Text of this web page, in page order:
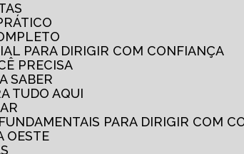
PARA DIRIGIR COM CONFIANÇA
PRECISA
SABER
TUDO AQUI
PARA DIRIGIR COM
OESTE